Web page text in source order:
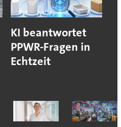
KI beantwortet
PPWR-Fragen in
Echtzeit